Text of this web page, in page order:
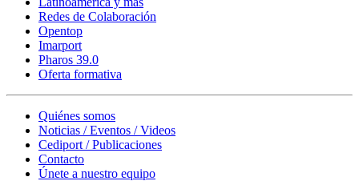
Redes de Colaboración
Opentop
Imarport
Pharos 39.0
Oferta formativa
Quiénes somos
Noticias / Eventos / Videos
Cediport / Publicaciones
Contacto
Únete a nuestro equipo